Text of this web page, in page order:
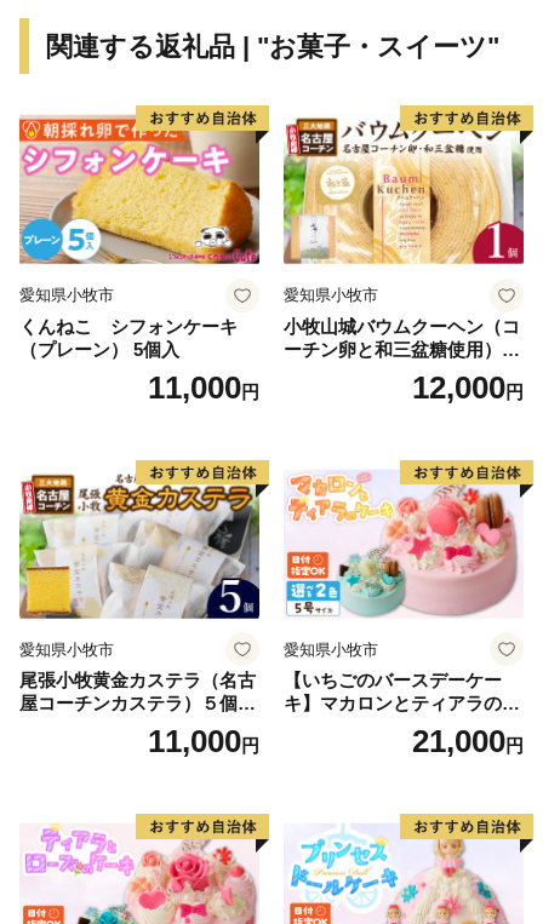
定住促進ポータルサイト「ウミひとココロ」を開設する
行っております。
ふるさと納税についても南知多町の隠れた魅力を全国
の皆さまに知っていただく一つの手段と考えて取り組ん
でおります。皆さまの温かいご支援をお待ちしておりま
す。5千円以上寄附をしていただいた方には、まちのPR
【ご注意】
いただきます。
時所得に該当します。
※特典は複数選択いただけます。（1度の申込で最大32
品まで）
※特典のお届けには1～2ヶ月程度かかることがありま
す。
※寄附につきまして、年度内の回数制限は設けておりま
せん。
※特典の写真はイメージです。
【アクセス】
・自動車： 知多半島道路利用
・公共交通機関： 最寄駅「内海駅」または「河和駅」
（名古屋鉄道）
※町内⇔河和駅は海っ子バス（コミュニティバス）「南
関連する返礼品 | "お菓子・スイーツ"
愛知県小牧市
くんねこ シフォンケーキ
（プレーン） 5個入
11,000円
愛知県小牧市
小牧山城バウムクーヘン（コ
ーチン卵と和三盆糖使用）
名古屋コーチン バームクー
ヘン 和三盆 小牧銘菓 バウム
12,000円
愛知県小牧市
尾張小牧黄金カステラ（名古
屋コーチンカステラ）５個入
名古屋コーチン カステラ ザ
ラメ 常温 愛知県 小牧市 アン
11,000円
愛知県小牧市
【いちごのバースデーケー
キ】マカロンとティアラのケ
ーキ スイーツ 日時指定可 デ
ザート 洋菓子 お取り寄せ 愛
デコレーションケーキ ホー
ルケーキ
21,000円